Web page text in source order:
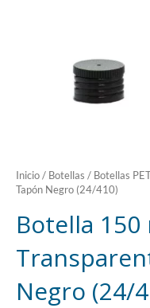
Inicio/ Botellas / Botellas
Tapón Negro (24/410)
Botella 150
Negro (24/